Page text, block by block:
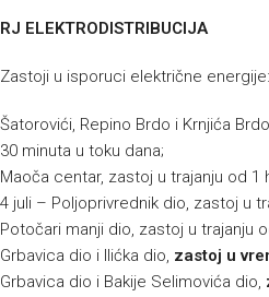
RJ ELEKTRODISTRIBUCIJA
Zastoji u isporuci električne energije:
Šatorovići, Repino Brdo i Krnjića
30 minuta u toku dana;
Maoča centar, zastoj u trajanju od 1
4 juli – Poljoprivrednik dio, zastoj u
Potočari manji dio, zastoj u trajanju
Grbavica dio i Ilićka dio, zastoj u
Grbavica dio i Bakije Selimovića dio,